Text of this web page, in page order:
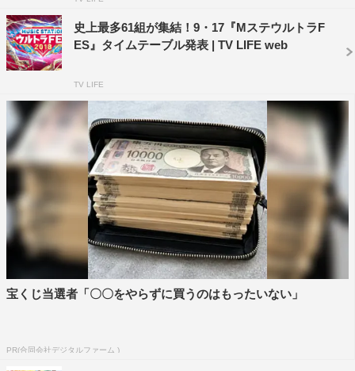
史上最多61組が集結！9・17『MステウルトラF
ES』タイムテーブル発表 | TV LIFE web
TV LIFE
宝くじ当選者「〇〇をやらずに買うのはもったいない」
PR(合同会社デジタルファーム )